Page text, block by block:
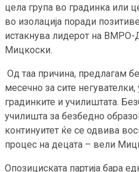
цела група во градинка или
во изолација поради
истакнува лидерот на
Мицкоски.
Од таа причина, предлагам
месечно за сите
градинките и училиштата.
училишта за безбедно
континуитет ќе се одвива
процес на децата – вели
Опозициската партија бара